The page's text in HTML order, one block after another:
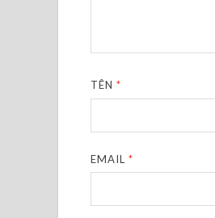
TÊN*
EMAIL*